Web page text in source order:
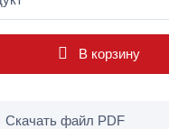
В корзину
Скачать файл PDF